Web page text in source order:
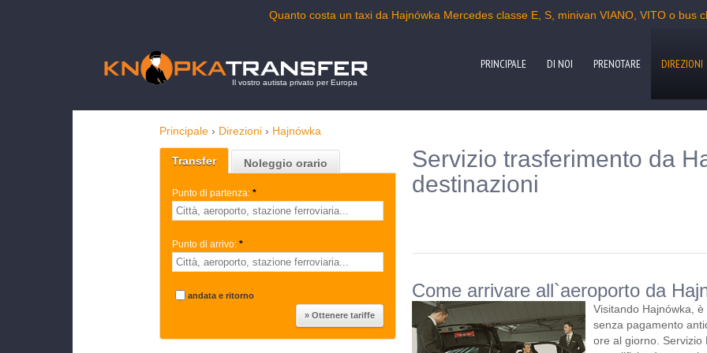
Quanto costa un taxi da Hajnówka Mercedes classe E, S, minivan VIANO, VITO o bus
Il vostro autista privato per Europa
PRINCIPALE DI NOI PRENOTARE DIREZIONI
Principale › Direzioni › Hajnówka
Transfer Noleggio orario
Punto di partenza: *
Punto di arrivo: *
andata e ritorno
Servizio trasferimento da
destinazioni
Come arrivare all`aeroporto da
Visitando Hajnówka,
senza pagamento
ore al giorno.